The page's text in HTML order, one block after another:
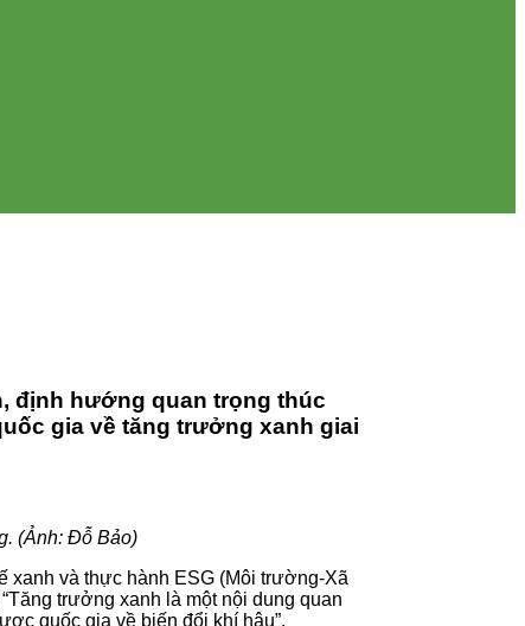
định hướng quan trọng thúc
gia về tăng trưởng xanh giai
(Ảnh: Đỗ Bảo)
xanh và thực hành ESG (Môi trường-Xã
trưởng xanh là một nội dung quan
quốc gia về biến đổi khí hậu”.